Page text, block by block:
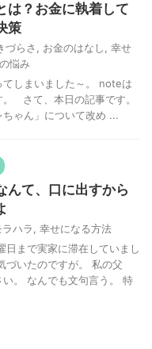
は？お金に執着して
策
づらさ お金のはなし
幸せ
悩み
てしまいました～。 noteは
さて、本日の記事です。
ゃん」について改め ...
んて、口に出すから
ラハラ
幸せになる方法
日まで実家に滞在していまし
づいたのですが。 私の父
。 なんでも文句言う。 特